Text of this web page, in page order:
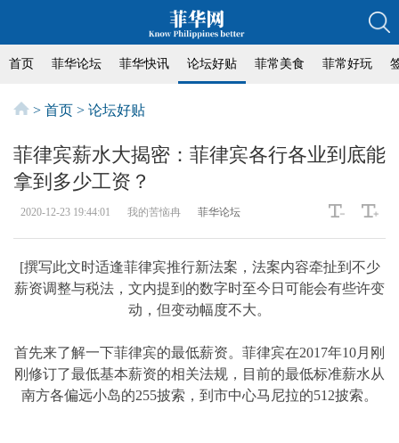
首页 菲华论坛 菲华快讯 论坛好贴 菲常美食 菲常好玩
> 首页 > 论坛好贴
菲律宾薪水大揭密：菲律宾各行各业到底能
拿到多少工资？
2020-12-23 19:44:01 我的苦恼冉 菲华论坛
[撰写此文时适逢菲律宾推行新法案，法案内容牵扯到不少
薪资调整与税法，文内提到的数字时至今日可能会有些许变
动，但变动幅度不大。
首先来了解一下菲律宾的最低薪资。菲律宾在2017年10月刚
刚修订了最低基本薪资的相关法规，目前的最低标准薪水从
南方各偏远小岛的255披索，到市中心马尼拉的512披索。